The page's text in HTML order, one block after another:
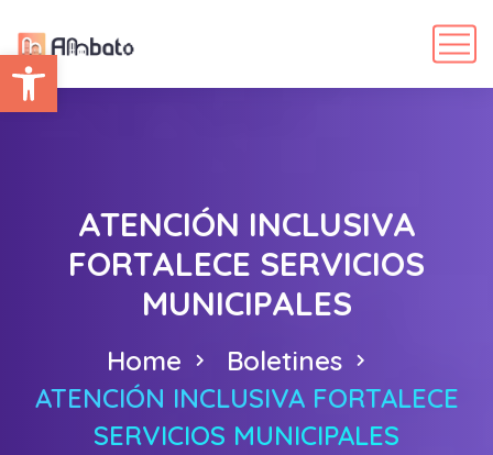
Abrir barra de herramientas
ATENCIÓN INCLUSIVA
FORTALECE SERVICIOS
MUNICIPALES
Home
Boletines
ATENCIÓN INCLUSIVA FORTALECE
SERVICIOS MUNICIPALES